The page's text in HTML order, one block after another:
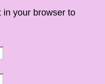
in your browser to